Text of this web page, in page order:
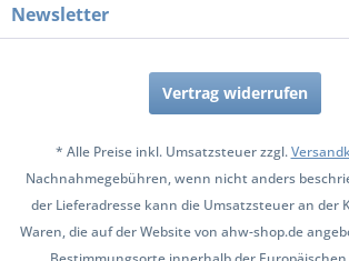
Newsletter
Vertrag widerrufen
* Alle Preise inkl. Umsatzsteuer zzgl.
Nachnahmegebühren, wenn nicht anders
der Lieferadresse kann die Umsatzsteuer an der
Waren, die auf der Website von ahw-shop.de